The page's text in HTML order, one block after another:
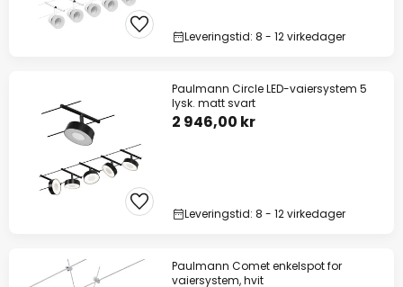
Leveringstid: 8 - 12 virkedager
Paulmann Circle LED-vaiersystem 5
lysk. matt svart
2 946,00 kr
Leveringstid: 8 - 12 virkedager
Paulmann Comet enkelspot for
vaiersystem, hvit